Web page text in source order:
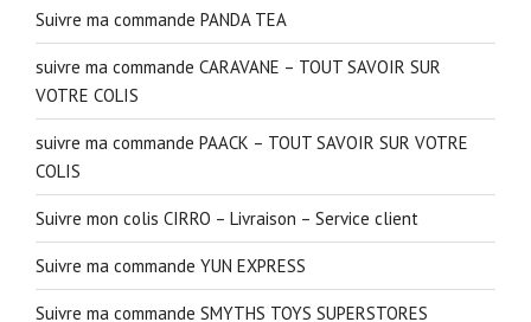
Suivre ma commande PANDA TEA
suivre ma commande CARAVANE – TOUT SAVOIR SUR
VOTRE COLIS
suivre ma commande PAACK – TOUT SAVOIR SUR VOTRE
COLIS
Suivre mon colis CIRRO – Livraison – Service client
Suivre ma commande YUN EXPRESS
Suivre ma commande SMYTHS TOYS SUPERSTORES